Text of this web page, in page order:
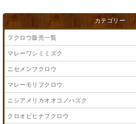
カテゴリー
フクロウ販売一覧
マレーワシミミズク
ニセメンフクロウ
マレーモリフクロウ
ニシアメリカオオコノハズク
クロオビヒナフクロウ